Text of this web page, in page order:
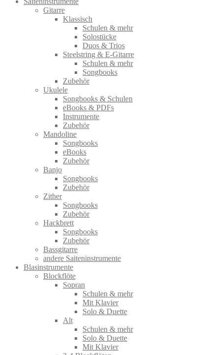
Gitarre
Klassisch
Schulen & mehr
Solostücke
Duos & Trios
Steelstring & E-Gitarre
Schulen & mehr
Songbooks
Zubehör
Ukulele
Songbooks & Schulen
eBooks & PDFs
Instrumente
Zubehör
Mandoline
Songbooks
eBooks
Zubehör
Banjo
Songbooks
Zubehör
Zither
Songbooks
Zubehör
Hackbrett
Songbooks
Zubehör
Bassgitarre
andere Saiteninstrumente
Blasinstrumente
Blockflöte
Sopran
Schulen & mehr
Mit Klavier
Solo & Duette
Alt
Schulen & mehr
Solo & Duette
Mit Klavier